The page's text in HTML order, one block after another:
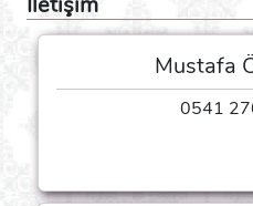
Mustafa
0541